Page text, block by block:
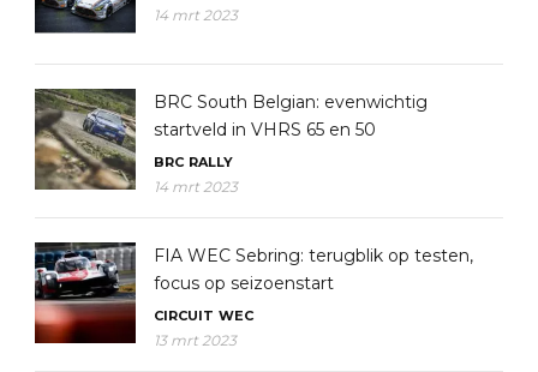
14 mrt 2023
BRC South Belgian: evenwichtig
startveld in VHRS 65 en 50
BRC RALLY
14 mrt 2023
FIA WEC Sebring: terugblik op testen,
focus op seizoenstart
CIRCUIT WEC
13 mrt 2023